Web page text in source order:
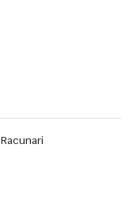
Racunari